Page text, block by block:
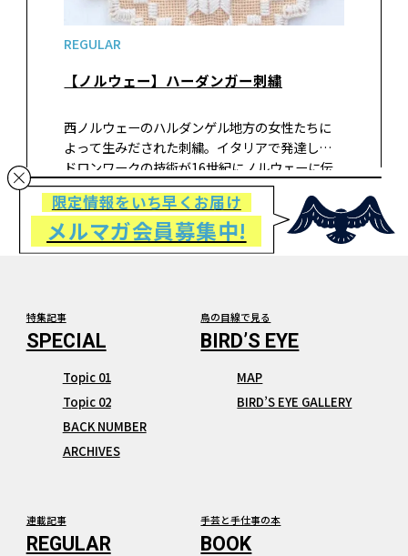
REGULAR
【ノルウェー】ハーダンガー刺繍
西ノルウェーのハルダンゲル地方の女性たちに
よって生みだされた刺繍。イタリアで発達した
ドロンワークの技術が16世紀にノルウェーに伝
わり、豊かな自然から着想した数々の模様が融合
して、独自の技法に発展していった。布目を数え
ながら小さなブロックにサテンステッ…
限定情報をいち早くお届け
メルマガ会員募集中!
特集記事
Topic 01
Topic 02
BACK NUMBER
ARCHIVES
鳥の目線で見る
MAP
BIRD’S EYE GALLERY
連載記事 手芸と手仕事の本